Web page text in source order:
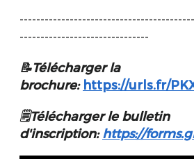
-------------------------------
📝Télécharger la
brochure: https://urls.fr/
🗒️Télécharger le bulletin
d'inscription: https://